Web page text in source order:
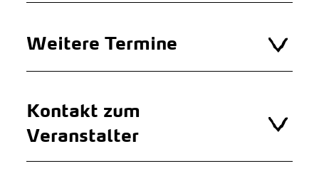
Weitere Termine
Kontakt zum
Veranstalter